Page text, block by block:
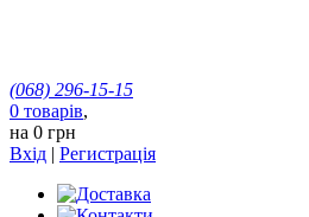
(068) 296-15-15
0 товарів,
на 0 грн
Вхід | Регистрація